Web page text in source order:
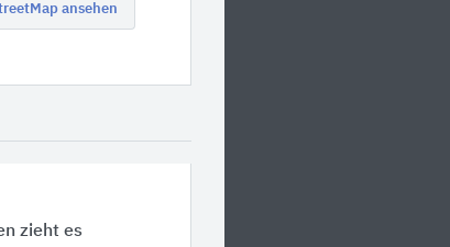
ansehen
zieht es